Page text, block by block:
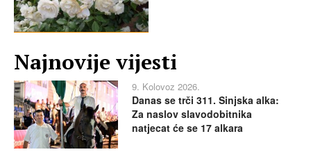
Najnovije vijesti
9. Kolovoz 2026.
Danas se trči 311. Sinjska alka:
Za naslov slavodobitnika
natjecat će se 17 alkara